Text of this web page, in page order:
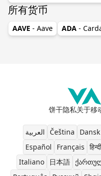
所有货币
AAVE - Aave ADA -
饼干隐私关于移
العربية
Čeština Dansk
Español
Français हिन्दी
Italiano
日本語